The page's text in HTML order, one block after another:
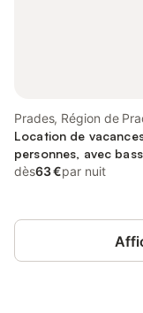
Prades, Région de
Location de
personnes, avec
animaux acceptés
dès63 €par nuit